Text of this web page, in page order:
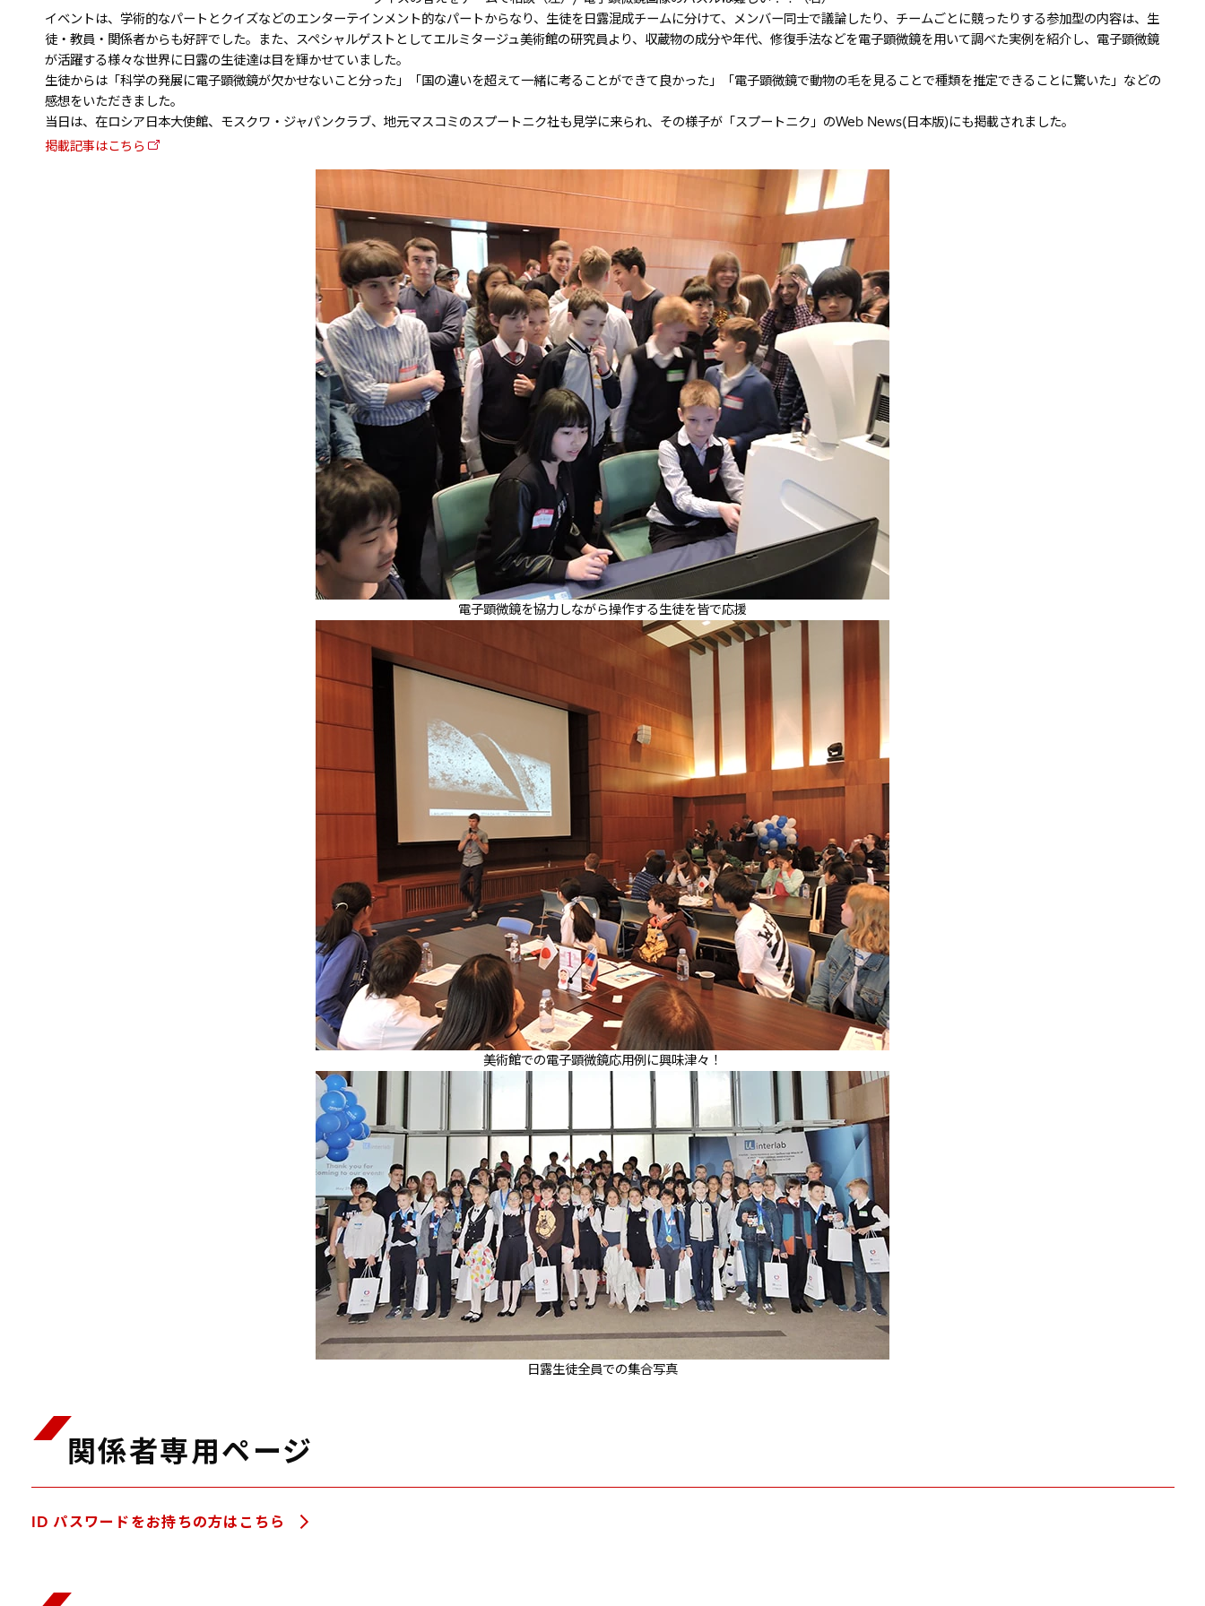
イベントは、学術的なパートとクイズなどのエンターテインメント的なパートからなり、生徒を日露混成チームに分けて、メンバー同士で議論したり、チームごとに競ったりする参加型の内容は、生
徒・教員・関係者からも好評でした。また、スペシャルゲストとしてエルミタージュ美術館の研究員より、収蔵物の成分や年代、修復手法などを電子顕微鏡を用いて調べた実例を紹介し、電子顕微鏡
が活躍する様々な世界に日露の生徒達は目を輝かせていました。
生徒からは「科学の発展に電子顕微鏡が欠かせないこと分った」「国の違いを超えて一緒に考ることができて良かった」「電子顕微鏡で動物の毛を見ることで種類を推定できることに驚いた」などの
感想をいただきました。
当日は、在ロシア日本大使館、モスクワ・ジャパンクラブ、地元マスコミのスプートニク社も見学に来られ、その様子が「スプートニク」のWeb News(日本版)にも掲載されました。
掲載記事はこちら
電子顕微鏡を協力しながら操作する生徒を皆で応援
美術館での電子顕微鏡応用例に興味津々！
日露生徒全員での集合写真
関係者専用ページ
ID パスワードをお持ちの方はこちら